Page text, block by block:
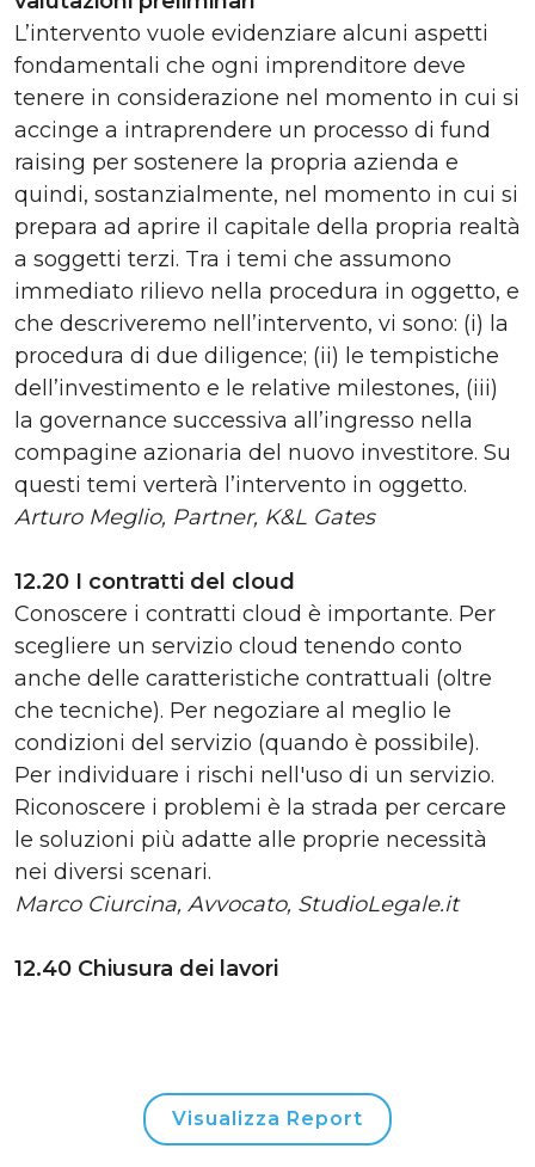
L’intervento vuole evidenziare alcuni aspetti
fondamentali che ogni imprenditore deve
tenere in considerazione nel momento in cui si
accinge a intraprendere un processo di fund
raising per sostenere la propria azienda e
quindi, sostanzialmente, nel momento in cui si
prepara ad aprire il capitale della propria realtà
a soggetti terzi. Tra i temi che assumono
immediato rilievo nella procedura in oggetto, e
che descriveremo nell’intervento, vi sono: (i) la
procedura di due diligence; (ii) le tempistiche
dell’investimento e le relative milestones, (iii)
la governance successiva all’ingresso nella
compagine azionaria del nuovo investitore. Su
questi temi verterà l’intervento in oggetto.
Arturo Meglio, Partner, K&L Gates
12.20 I contratti del cloud
Conoscere i contratti cloud è importante. Per
scegliere un servizio cloud tenendo conto
anche delle caratteristiche contrattuali (oltre
che tecniche). Per negoziare al meglio le
condizioni del servizio (quando è possibile).
Per individuare i rischi nell'uso di un servizio.
Riconoscere i problemi è la strada per cercare
le soluzioni più adatte alle proprie necessità
nei diversi scenari.
Marco Ciurcina, Avvocato, StudioLegale.it
12.40 Chiusura dei lavori
Visualizza Report